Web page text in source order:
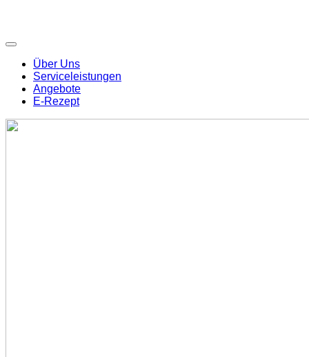
Über Uns
Serviceleistungen
Angebote
E-Rezept